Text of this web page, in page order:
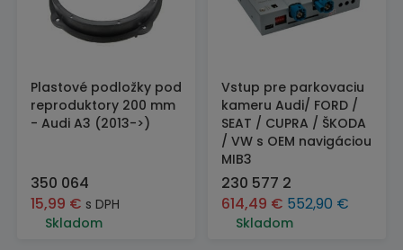
Plastové podložky pod
reproduktory 200 mm
- Audi A3 (2013->)
350 064
15,99 € s DPH
Skladom
Vstup pre parkovaciu
kameru Audi/ FORD /
SEAT / CUPRA / ŠKODA
/ VW s OEM navigáciou
MIB3
230 577 2
614,49 € 552,90 €
Skladom